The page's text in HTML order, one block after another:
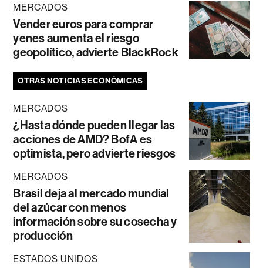
MERCADOS
Vender euros para comprar
yenes aumenta el riesgo
geopolítico, advierte BlackRock
OTRAS NOTICIAS ECONÓMICAS
MERCADOS
¿Hasta dónde pueden llegar las
acciones de AMD? BofA es
optimista, pero advierte riesgos
MERCADOS
Brasil deja al mercado mundial
del azúcar con menos
información sobre su cosecha y
producción
ESTADOS UNIDOS